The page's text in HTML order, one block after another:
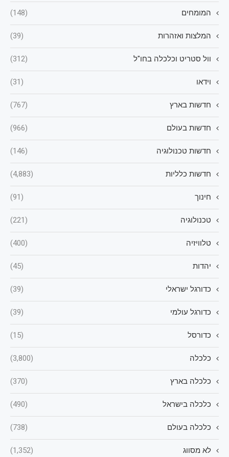
המומחים (148)
המלצות ואזהרות (39)
וול סטריט וכלכלה בחו"ל (312)
וידאו (31)
חדשות בארץ (767)
חדשות בעולם (966)
חדשות טכנולוגיה (146)
חדשות כלליות (4,883)
חינוך (91)
טכנולוגיה (221)
טלוויזיה (400)
יהדות (45)
כדורגל ישראלי (39)
כדורגל עולמי (39)
כדורסל (15)
כלכלה (3,800)
כלכלה בארץ (370)
כלכלה בישראל (490)
כלכלה בעולם (738)
לא מסווג (1,352)